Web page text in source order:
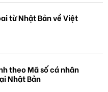
từ Nhật Bản về Việt
theo Mã số cá nhân
Nhật Bản